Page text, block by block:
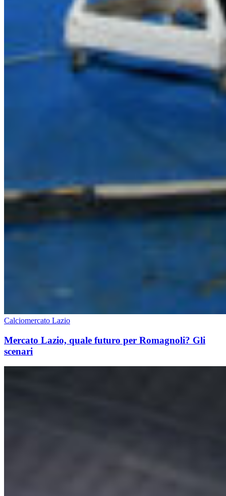
Calciomercato Lazio
Mercato Lazio, quale futuro per Romagnoli? Gli
scenari